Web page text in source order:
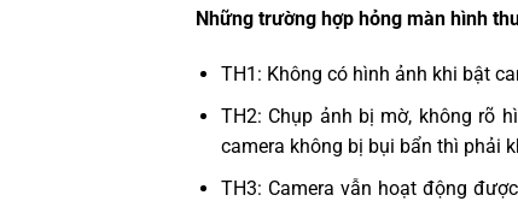
Những trường hợp hỏng màn hình
TH1: Không có hình ảnh khi bật
TH2: Chụp ảnh bị mờ, không rõ
camera không bị bụi bẩn thì phải
TH3: Camera vẫn hoạt động